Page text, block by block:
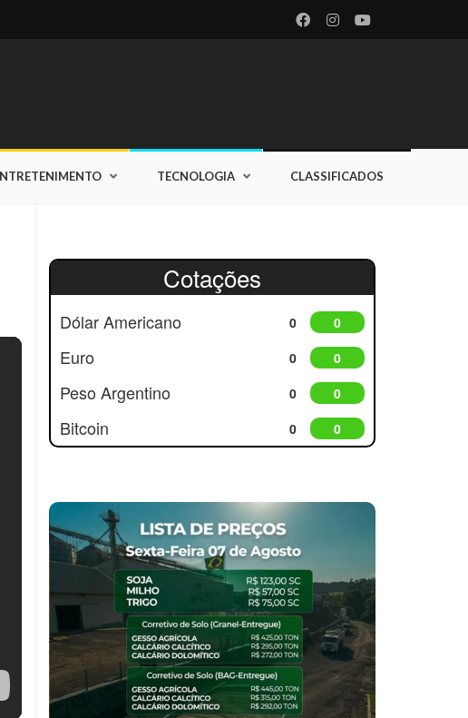
TECNOLOGIA CLASSIFICADOS
Cotações
Dólar Americano 0 0
Euro 0 0
Peso Argentino 0 0
Bitcoin 0 0